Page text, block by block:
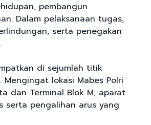
pembangun
Dalam pelaksanaan tugas,
serta penegakan
di sejumlah titik
lokasi Mabes Polri
dan Terminal Blok M, aparat
serta pengalihan arus yang